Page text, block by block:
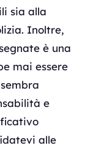
sia alla
Inoltre,
è una
mai essere
e
alle